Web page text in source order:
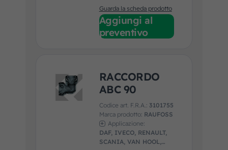
Guarda la scheda prodotto
Aggiungi al
preventivo
RACCORDO
ABC 90
Codice art. F.R.A.: 3101755
Marca prodotto: RAUFOSS
Applicazione:
DAF, IVECO, RENAULT,
SCANIA, VAN HOOL,